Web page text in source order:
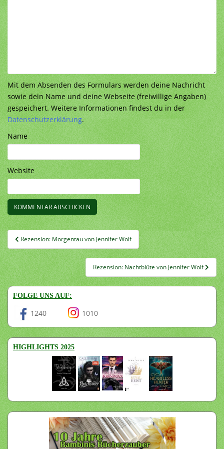
Mit dem Absenden des Formulars werden deine Nachricht
sowie dein Name und deine Webseite (freiwillige Angaben)
gespeichert. Weitere Informationen findest du in der
Datenschutzerklärung.
Name
Website
Beitragsnavigation
Rezension: Morgentau von Jennifer Wolf
Rezension: Nachtblüte von Jennifer Wolf
FOLGE UNS AUF:
1240 1010
HIGHLIGHTS 2025